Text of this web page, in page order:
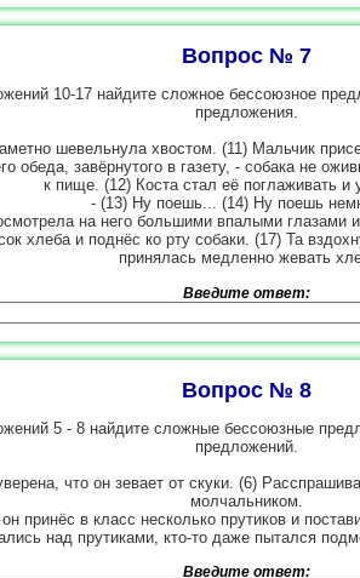
Вопрос № 7
10-17 найдите сложное бессоюзное
предложения.
шевельнула хвостом. (11) Мальчик
обеда, завёрнутого в газету, - собака не
к пище. (12) Коста стал её поглаживать и
- (13) Ну поешь... (14) Ну поешь
на него большими впалыми глазами
хлеба и поднёс ко рту собаки. (17) Та
принялась медленно жевать
Введите ответ:
Вопрос № 8
5 - 8 найдите сложные бессоюзные
предложений.
что он зевает от скуки. (6)
молчальником.
принёс в класс несколько прутиков и
над прутиками, кто-то даже пытался
Введите ответ: